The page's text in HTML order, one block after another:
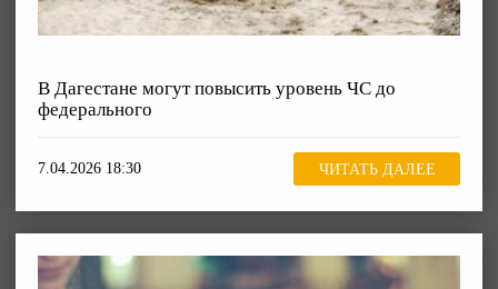
В Дагестане могут повысить уровень ЧС до
федерального
7.04.2026 18:30 ЧИТАТЬ ДАЛЕЕ